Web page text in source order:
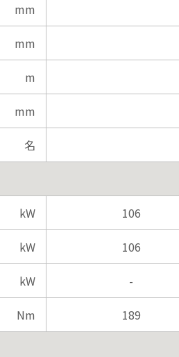
mm
mm
m
mm
名
kW 106
kW 106
kW -
Nm 189